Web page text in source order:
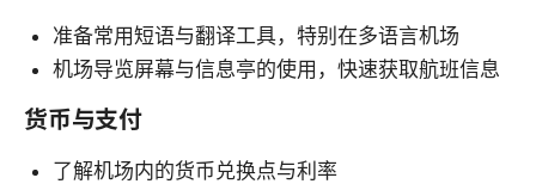
准备常用短语与翻译工具，特别在多语言机场
机场导览屏幕与信息亭的使用，快速获取航班信息
货币与支付
了解机场内的货币兑换点与利率